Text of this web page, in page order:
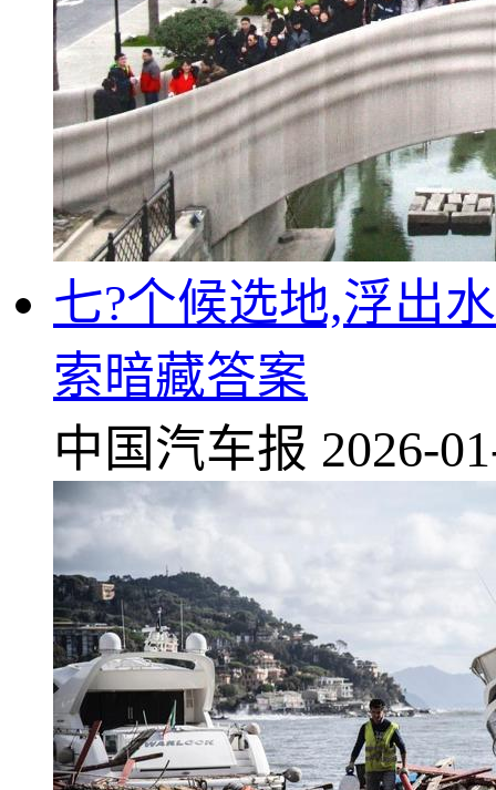
七?个候选地,浮出
索暗藏答案
中国汽车报 2026-